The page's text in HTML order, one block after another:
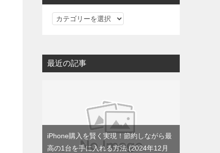
カ
リ
ー
最近の記事
iPhone購入を賢く実現！節約しながら最
高の1台を手に入れる方法 2024年12月